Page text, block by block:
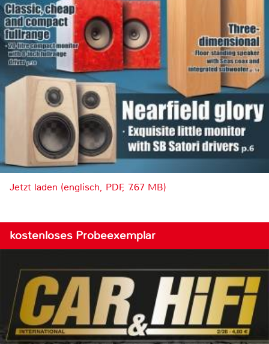
Jetzt laden (englisch, PDF, 7.67 MB)
kostenloses Probeexemplar